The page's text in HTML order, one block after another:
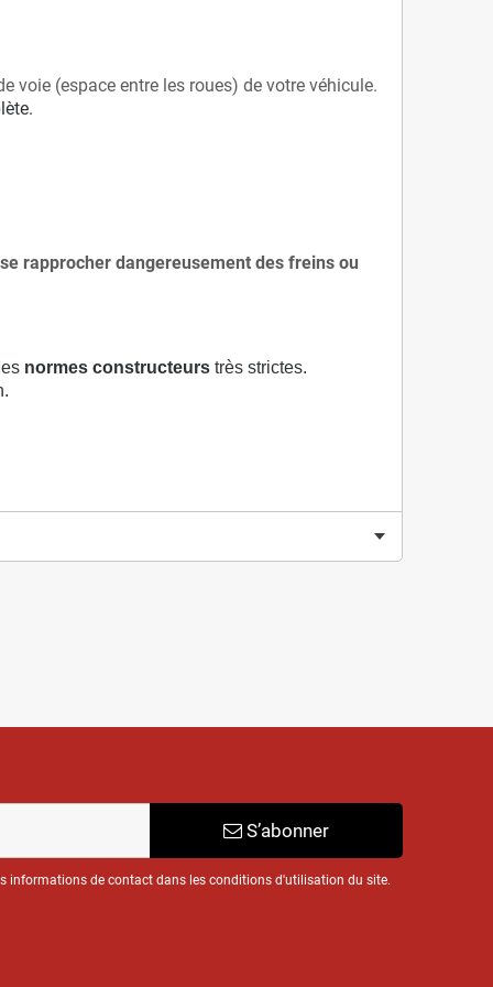
voie (espace entre les roues) de votre véhicule.
rapprocher dangereusement des freins ou
normes constructeurs très strictes.
S’abonner
informations de contact dans les conditions d'utilisation du site.